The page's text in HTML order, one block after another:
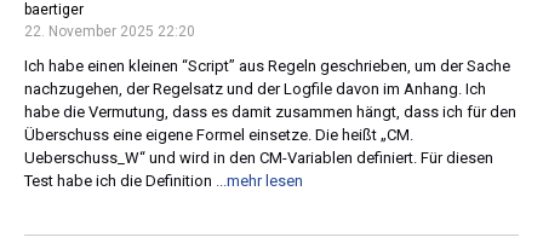
baertiger
22. November 2025 22:20
Ich habe einen kleinen “Script” aus Regeln geschrieben, um der Sache
nachzugehen, der Regelsatz und der Logfile davon im Anhang. Ich
habe die Vermutung, dass es damit zusammen hängt, dass ich für den
Überschuss eine eigene Formel einsetze. Die heißt „CM.
Ueberschuss_W“ und wird in den CM-Variablen definiert. Für diesen
Test habe ich die Definition ...mehr lesen